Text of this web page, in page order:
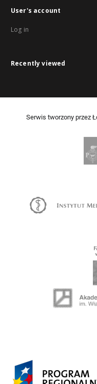
User's account
Log in
Recently viewed
Serwis tworzony przez